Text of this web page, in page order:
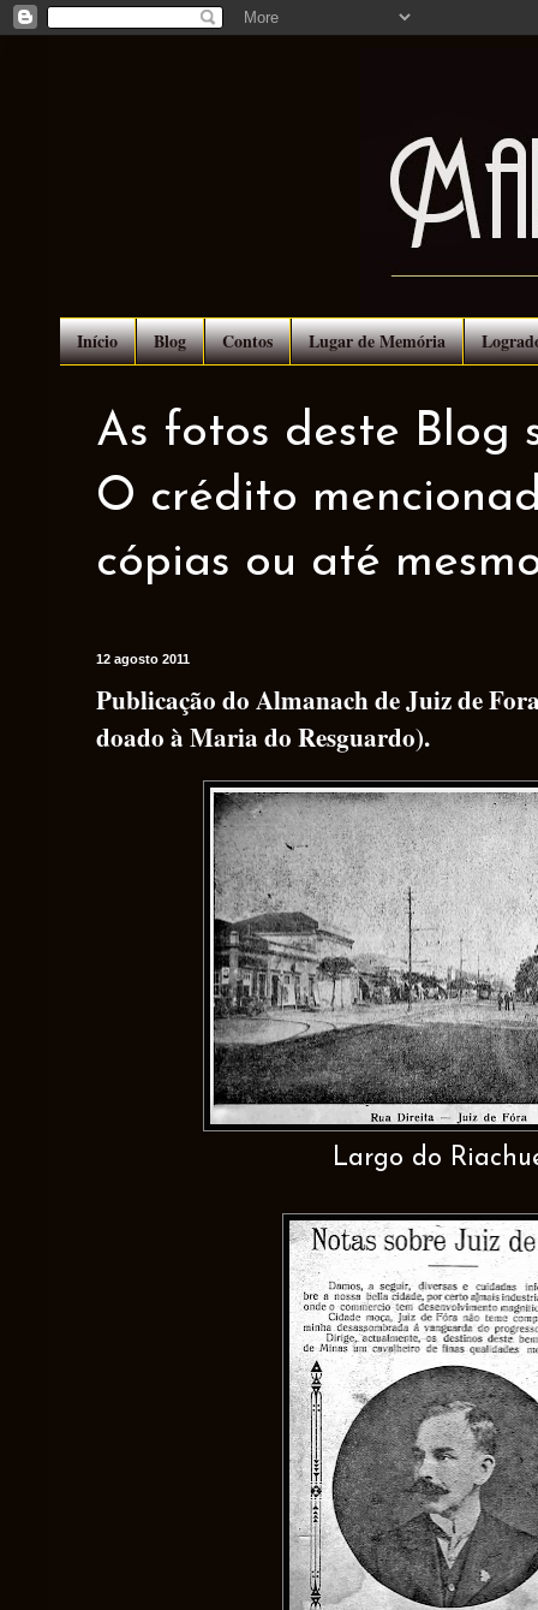
Início Blog Contos Lugar de Memória
As fotos deste Blog
O crédito
cópias ou até
12 agosto 2011
Publicação do Almanach de Juiz de
doado à Maria do Resguardo).
Largo do